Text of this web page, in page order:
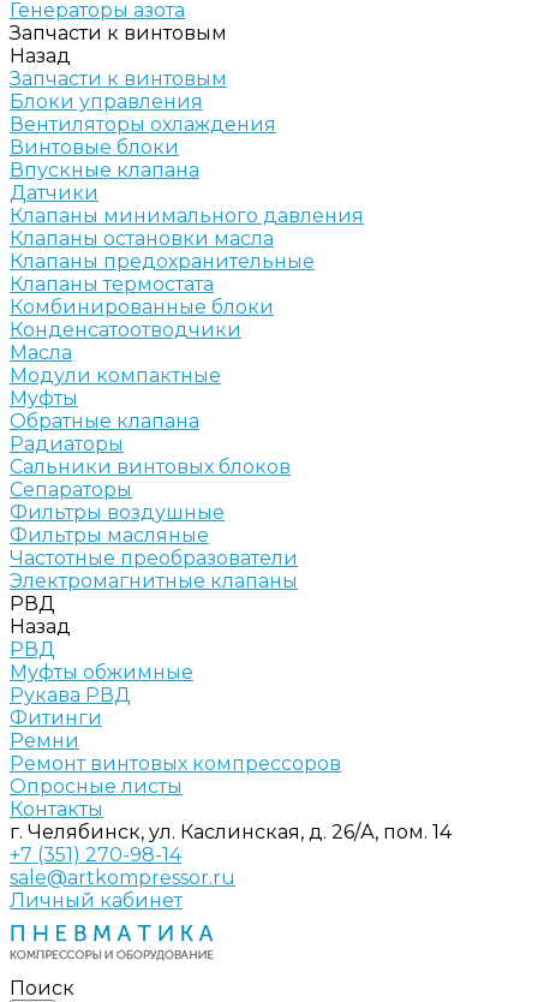
Генераторы азота
Запчасти к винтовым
Назад
Запчасти к винтовым
Блоки управления
Вентиляторы охлаждения
Винтовые блоки
Впускные клапана
Датчики
Клапаны минимального давления
Клапаны остановки масла
Клапаны предохранительные
Клапаны термостата
Комбинированные блоки
Конденсатоотводчики
Масла
Модули компактные
Муфты
Обратные клапана
Радиаторы
Сальники винтовых блоков
Сепараторы
Фильтры воздушные
Фильтры масляные
Частотные преобразователи
Электромагнитные клапаны
РВД
Назад
РВД
Муфты обжимные
Рукава РВД
Фитинги
Ремни
Ремонт винтовых компрессоров
Опросные листы
Контакты
г. Челябинск, ул. Каслинская, д. 26/А, пом. 14
+7 (351) 270-98-14
sale@artkompressor.ru
Личный кабинет
Поиск